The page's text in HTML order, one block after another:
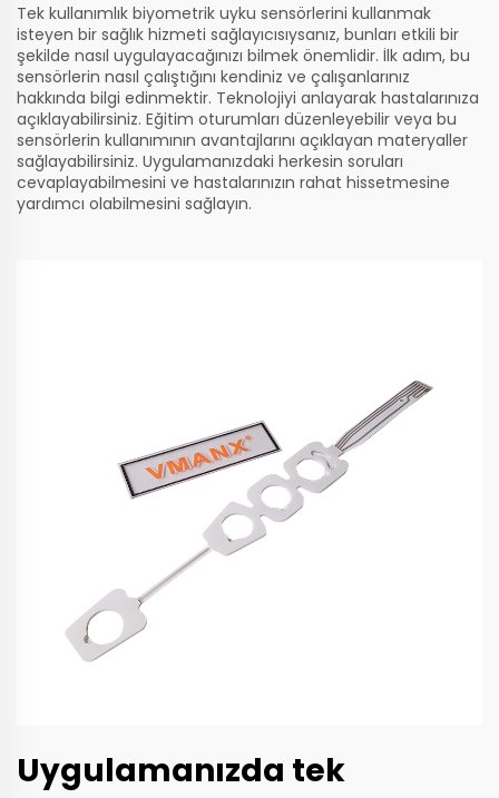
Tek kullanımlık biyometrik uyku sensörlerini kullanmak
isteyen bir sağlık hizmeti sağlayıcısıysanız, bunları etkili bir
şekilde nasıl uygulayacağınızı bilmek önemlidir. İlk adım, bu
sensörlerin nasıl çalıştığını kendiniz ve çalışanlarınız
hakkında bilgi edinmektir. Teknolojiyi anlayarak hastalarınıza
açıklayabilirsiniz. Eğitim oturumları düzenleyebilir veya bu
sensörlerin kullanımının avantajlarını açıklayan materyaller
sağlayabilirsiniz. Uygulamanızdaki herkesin soruları
cevaplayabilmesini ve hastalarınızın rahat hissetmesine
yardımcı olabilmesini sağlayın.
Uygulamanızda tek